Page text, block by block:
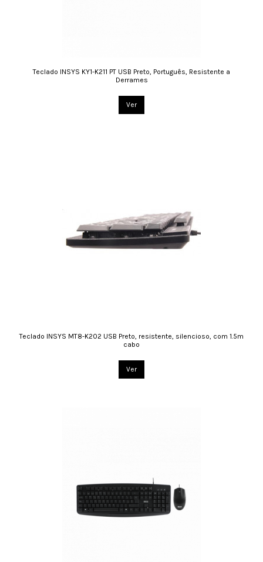
Teclado INSYS KY1-K211 PT USB Preto, Português, Resistente a
Derrames
Ver
Teclado INSYS MT8-K202 USB Preto, resistente, silencioso, com 1.5m
cabo
Ver